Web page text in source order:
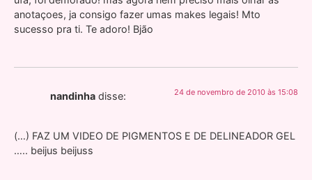
anotaçoes, ja consigo fazer umas makes legais! Mto
sucesso pra ti. Te adoro! Bjão
nandinha disse: 24 de novembro de 2010 às 15:08
(…) FAZ UM VIDEO DE PIGMENTOS E DE DELINEADOR GEL
….. beijus beijuss